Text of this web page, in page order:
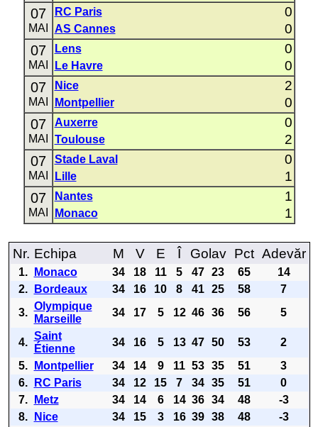
07
MAI
RC Paris 0
AS Cannes 0
07
MAI
Lens 0
Le Havre 0
07
MAI
Nice 2
Montpellier 0
07
MAI
Auxerre 0
Toulouse 2
07
MAI
Stade Laval 0
Lille 1
07
MAI
Nantes 1
Monaco 1
Nr. Echipa M V E Î Golav Pct Adevăr
1. Monaco 34 18 11 5 47 23 65
14
2.
Bordeaux 34 16 10 8 41 25 58
7
3.
Olympique
Marseille
34 17 5 12 46 36 56 5
4.
Saint
Étienne
34 16 5 13 47 50 53
2
5.
Montpellier 34 14 9 11 53 35 51
3
6.
RC Paris 34 12 15 7 34 35 51
0
7.
Metz 34 14 6 14 36 34 48
-3
8.
Nice 34 15 3 16 39 38 48
-3